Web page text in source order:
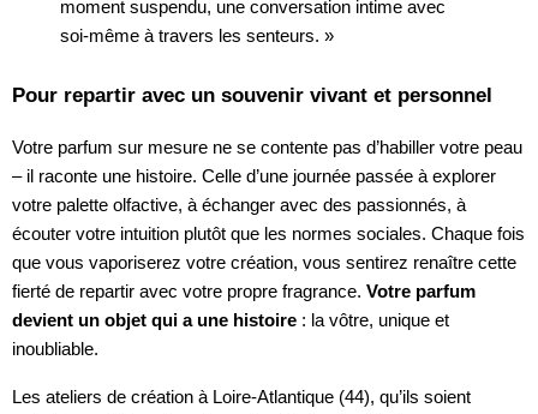
moment suspendu, une conversation intime avec
soi-même à travers les senteurs. »
Pour repartir avec un souvenir vivant et personnel
Votre parfum sur mesure ne se contente pas d’habiller votre peau
– il raconte une histoire. Celle d’une journée passée à explorer
votre palette olfactive, à échanger avec des passionnés, à
écouter votre intuition plutôt que les normes sociales. Chaque fois
que vous vaporiserez votre création, vous sentirez renaître cette
fierté de repartir avec votre propre fragrance. Votre parfum
devient un objet qui a une histoire : la vôtre, unique et
inoubliable.
Les ateliers de création à Loire-Atlantique (44), qu’ils soient